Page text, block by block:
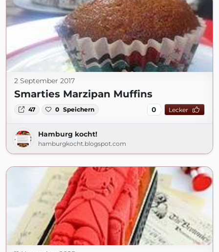
2 September 2017
Smarties Marzipan Muffins
47 0 Speichern 0 Lecker
Hamburg kocht!
hamburgkocht.blogspot.com